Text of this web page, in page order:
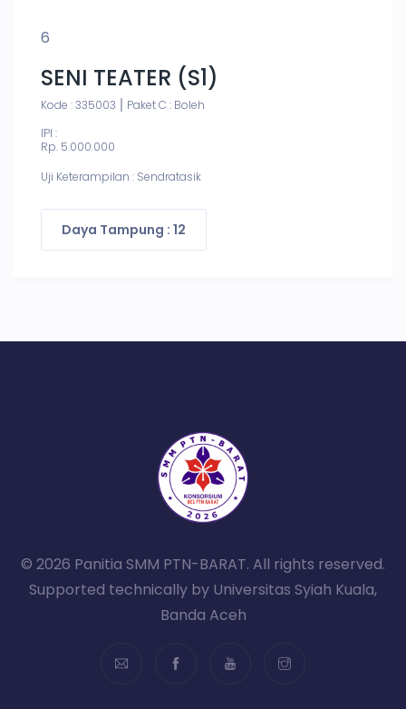
6
SENI TEATER (S1)
Kode : 335003
Paket C : Boleh
IPI :
Rp. 5.000.000
Uji Keterampilan : Sendratasik
Daya Tampung : 12
© 2026 Panitia SMM PTN-BARAT. All rights reserved.
Supported technically by Universitas Syiah Kuala,
Banda Aceh